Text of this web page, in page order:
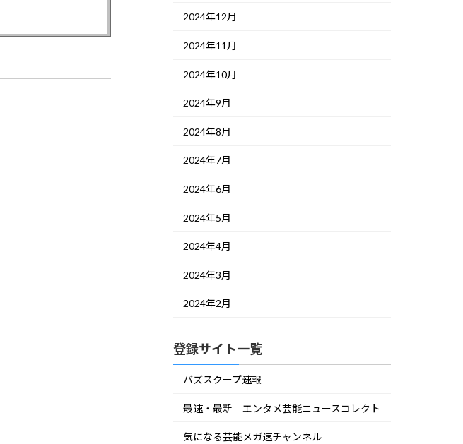
2024年12月
2024年11月
2024年10月
2024年9月
2024年8月
2024年7月
2024年6月
2024年5月
2024年4月
2024年3月
2024年2月
登録サイト一覧
バズスクープ速報
最速・最新 エンタメ芸能ニュースコレクト
気になる芸能メガ速チャンネル